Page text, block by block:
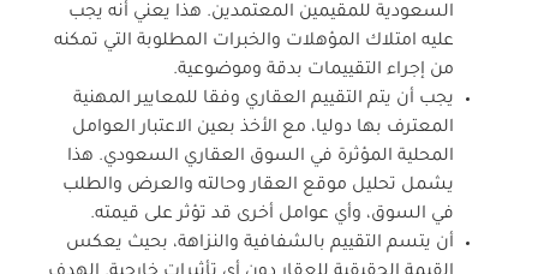
السعودية للمقيمين المعتمدين. هذا يعني أنه يجب
عليه امتلاك المؤهلات والخبرات المطلوبة التي تمكنه
من إجراء التقييمات بدقة وموضوعية.
يجب أن يتم التقييم العقاري وفقا للمعايير المهنية
المعترف بها دوليا، مع الأخذ بعين الاعتبار العوامل
المحلية المؤثرة في السوق العقاري السعودي. هذا
يشمل تحليل موقع العقار وحالته والعرض والطلب
في السوق، وأي عوامل أخرى قد تؤثر على قيمته.
أن يتسم التقييم بالشفافية والنزاهة، بحيث يعكس